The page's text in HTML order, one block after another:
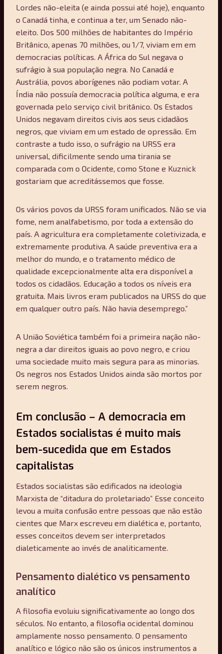
Lordes não-eleita (e ainda possui até hoje), enquanto
o Canadá tinha, e continua a ter, um Senado não-
eleito. Dos 500 milhões de habitantes do Império
Britânico, apenas 70 milhões, ou 1/7, viviam em em
democracias políticas. A África do Sul negava o
sufrágio à sua população negra. No Canadá e
Austrália, povos aborígenes não podiam votar. A
Índia não possuía democracia política alguma, e era
governada pelo serviço civil britânico. Os Estados
Unidos negavam direitos civis aos seus cidadãos
negros, que viviam em um estado de opressão. Em
contraste a tudo isso, o sufrágio na URSS era
universal, dificilmente sendo uma tirania se
comparada com o Ocidente, como Stone e Kuznick
gostariam que acreditássemos que fosse.
Os vários povos da URSS foram unificados. Não se via
fome, nem analfabetismo, por toda a extensão do
país. A agricultura era completamente coletivizada, e
extremamente produtiva. A saúde preventiva era a
melhor do mundo, e o tratamento médico de
qualidade excepcionalmente alta era disponível a
todos os cidadãos. Educação a todos os níveis era
gratuita. Mais livros eram publicados na URSS do que
em qualquer outro país. Não havia desemprego.”
A União Soviética também foi a primeira nação não-
negra a dar direitos iguais ao povo negro, e criou
uma sociedade muito mais segura para as minorias.
Os negros nos Estados Unidos ainda são mortos por
serem negros.
Em conclusão – A democracia em
Estados socialistas é muito mais
bem-sucedida que em Estados
capitalistas
Estados socialistas são edificados na ideologia
Marxista de “ditadura do proletariado” Esse conceito
levou a muita confusão entre pessoas que não estão
cientes que Marx escreveu em dialética e, portanto,
esses conceitos devem ser interpretados
dialeticamente ao invés de analiticamente.
Pensamento dialético vs pensamento
analítico
A filosofia evoluiu significativamente ao longo dos
séculos. No entanto, a filosofia ocidental dominou
amplamente nosso pensamento. O pensamento
analítico e lógico não são os únicos instrumentos a